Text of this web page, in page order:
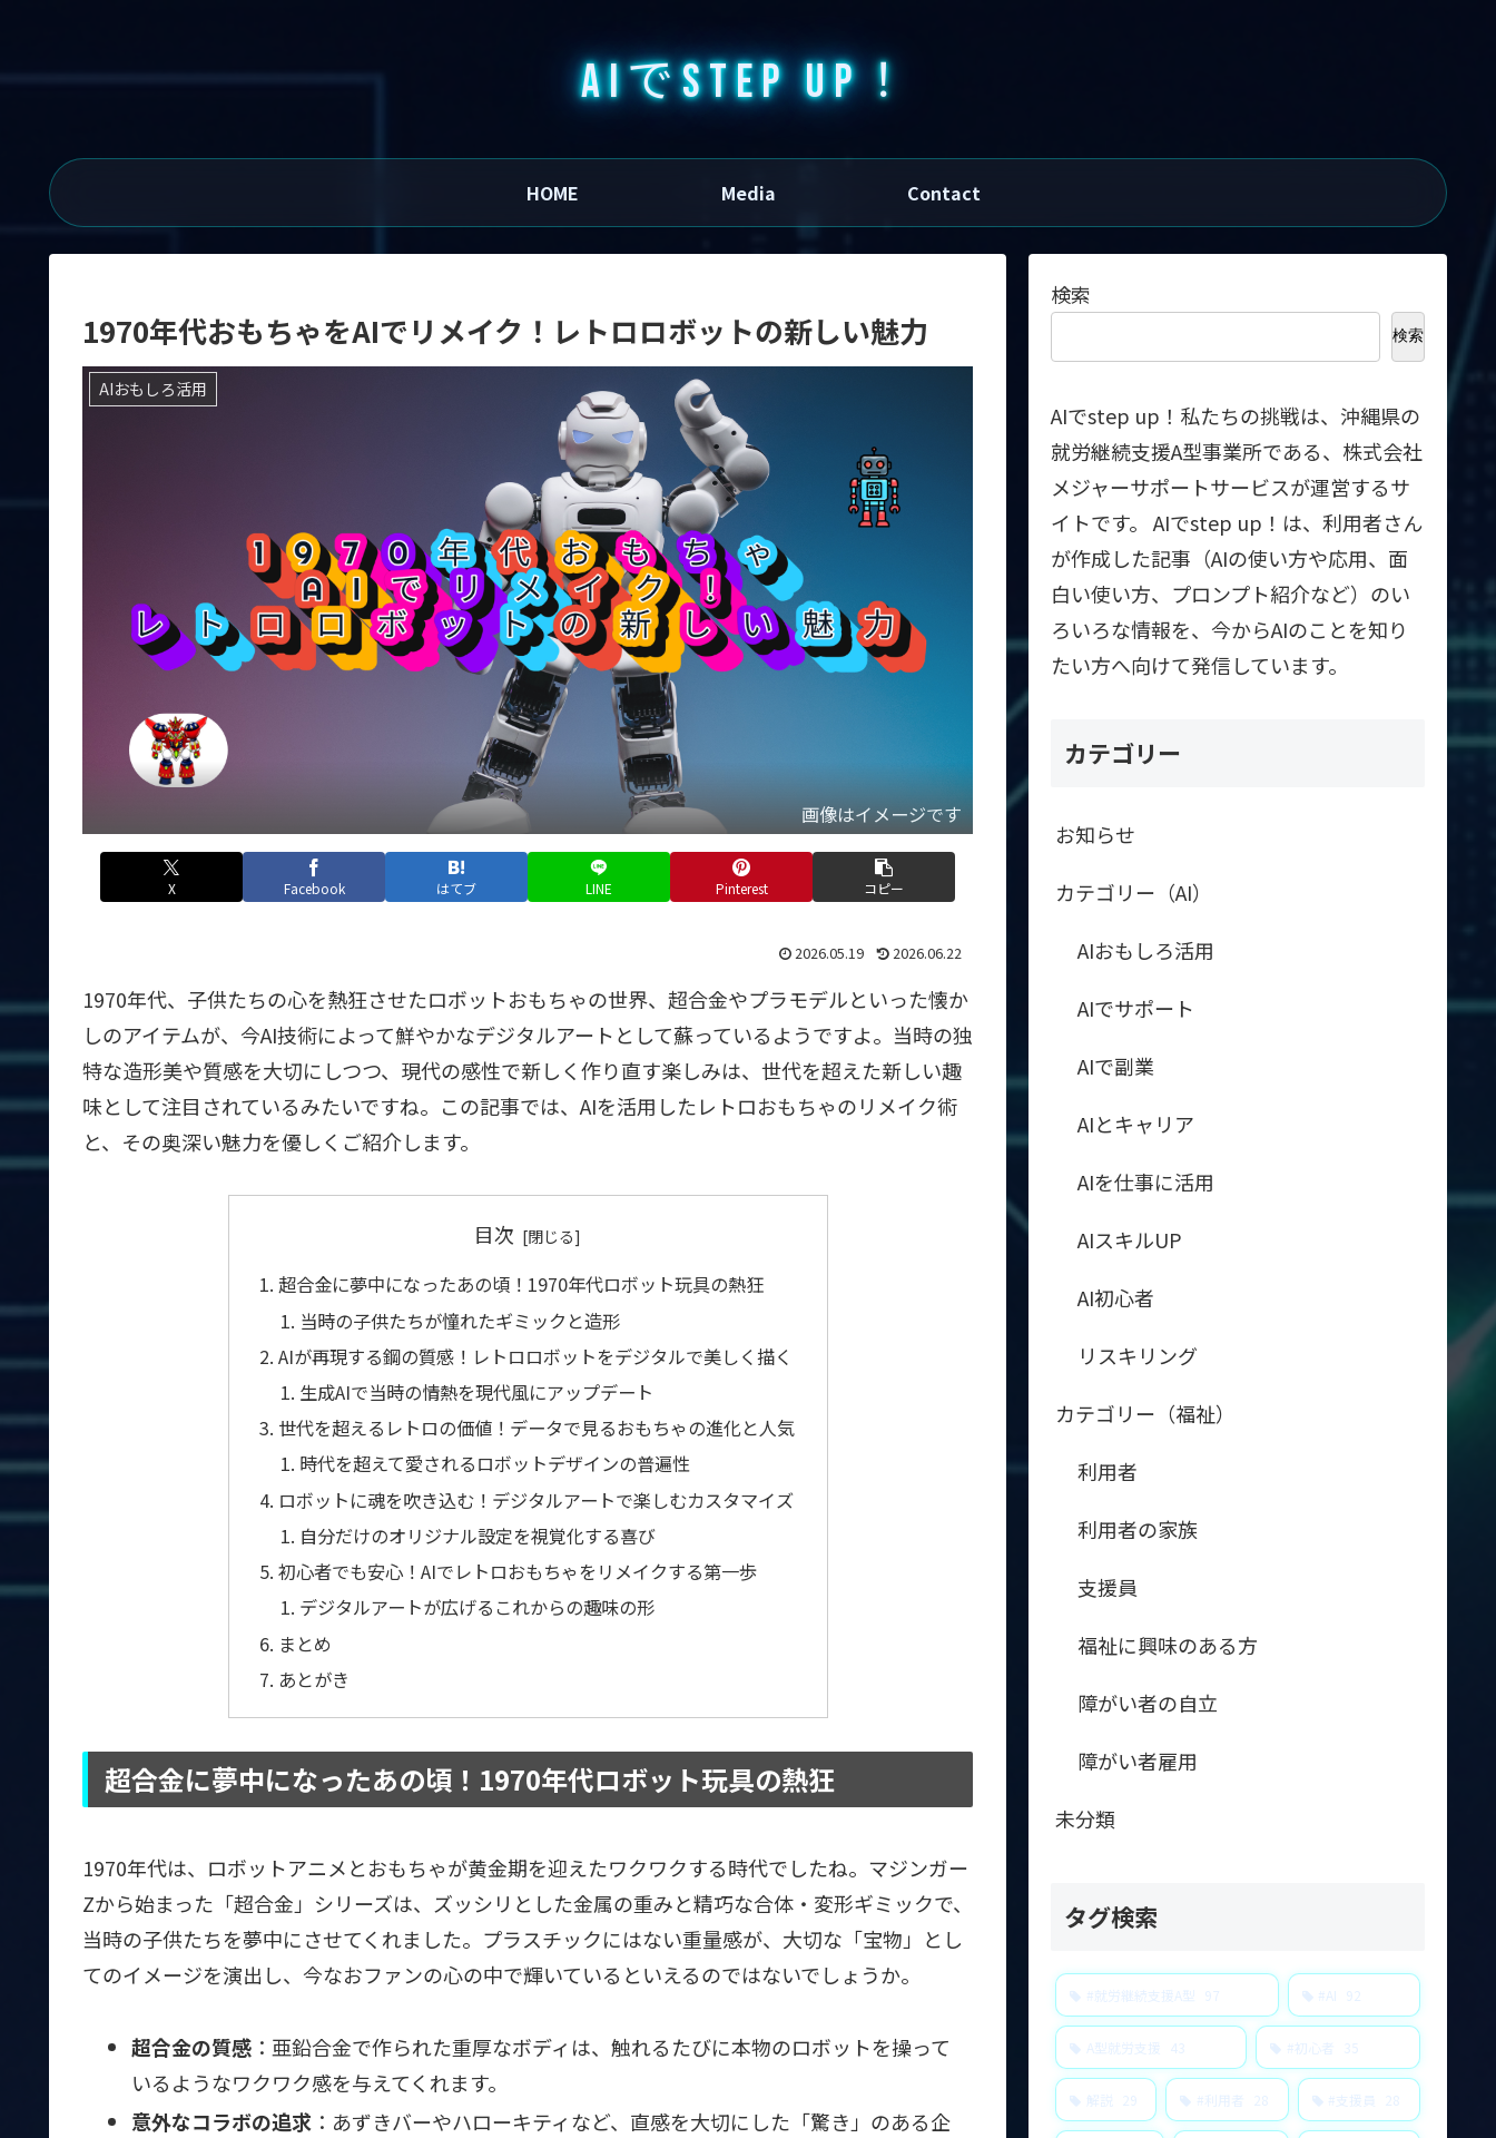
AIでSTEP UP！
HOME Media Contact
1970年代おもちゃをAIでリメイク！レトロロボットの新しい魅力
AIおもしろ活用
画像はイメージです
X Facebook はてブ LINE Pinterest コピー
2026.05.19 2026.06.22
1970年代、子供たちの心を熱狂させたロボットおもちゃの世界、超合金やプラモデルといった懐か
しのアイテムが、今AI技術によって鮮やかなデジタルアートとして蘇っているようですよ。当時の独
特な造形美や質感を大切にしつつ、現代の感性で新しく作り直す楽しみは、世代を超えた新しい趣
味として注目されているみたいですね。この記事では、AIを活用したレトロおもちゃのリメイク術
と、その奥深い魅力を優しくご紹介します。
目次
超合金に夢中になったあの頃！1970年代ロボット玩具の熱狂
当時の子供たちが憧れたギミックと造形
AIが再現する鋼の質感！レトロロボットをデジタルで美しく描く
生成AIで当時の情熱を現代風にアップデート
世代を超えるレトロの価値！データで見るおもちゃの進化と人気
時代を超えて愛されるロボットデザインの普遍性
ロボットに魂を吹き込む！デジタルアートで楽しむカスタマイズ
自分だけのオリジナル設定を視覚化する喜び
初心者でも安心！AIでレトロおもちゃをリメイクする第一歩
デジタルアートが広げるこれからの趣味の形
まとめ
あとがき
超合金に夢中になったあの頃！1970年代ロボット玩具の熱狂
1970年代は、ロボットアニメとおもちゃが黄金期を迎えたワクワクする時代でしたね。マジンガー
Zから始まった「超合金」シリーズは、ズッシリとした金属の重みと精巧な合体・変形ギミックで、
当時の子供たちを夢中にさせてくれました。プラスチックにはない重量感が、大切な「宝物」とし
てのイメージを演出し、今なおファンの心の中で輝いているといえるのではないでしょうか。
超合金の質感：亜鉛合金で作られた重厚なボディは、触れるたびに本物のロボットを操って
いるようなワクワク感を与えてくれます。
意外なコラボの追求：あずきバーやハローキティなど、直感を大切にした「驚き」のある企
検索
検索
AIでstep up！私たちの挑戦は、沖縄県の
就労継続支援A型事業所である、株式会社
メジャーサポートサービスが運営するサ
イトです。 AIでstep up！は、利用者さん
が作成した記事（AIの使い方や応用、面
白い使い方、プロンプト紹介など）のい
ろいろな情報を、今からAIのことを知り
たい方へ向けて発信しています。
カテゴリー
お知らせ
カテゴリー（AI）
AIおもしろ活用
AIでサポート
AIで副業
AIとキャリア
AIを仕事に活用
AIスキルUP
AI初心者
リスキリング
カテゴリー（福祉）
利用者
利用者の家族
支援員
福祉に興味のある方
障がい者の自立
障がい者雇用
未分類
タグ検索
#就労継続支援A型 97 #AI 92
A型就労支援 43 #初心者 35
解説 29 #利用者 28 #支援員 28